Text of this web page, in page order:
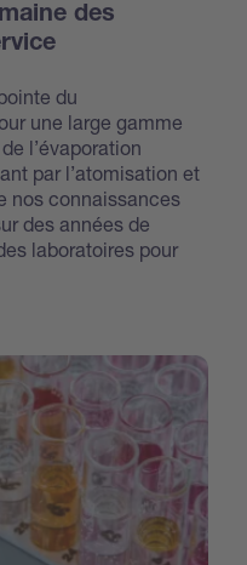
des
du
une large gamme
l’évaporation
par l’atomisation et
nos connaissances
des années de
laboratoires pour